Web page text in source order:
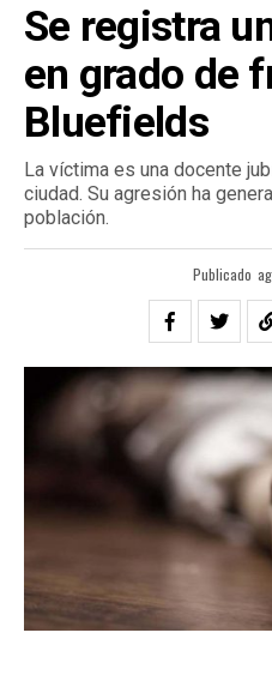
Se registra
en grado de
Bluefields
La víctima es una docente
ciudad. Su agresión ha
población.
Publicado